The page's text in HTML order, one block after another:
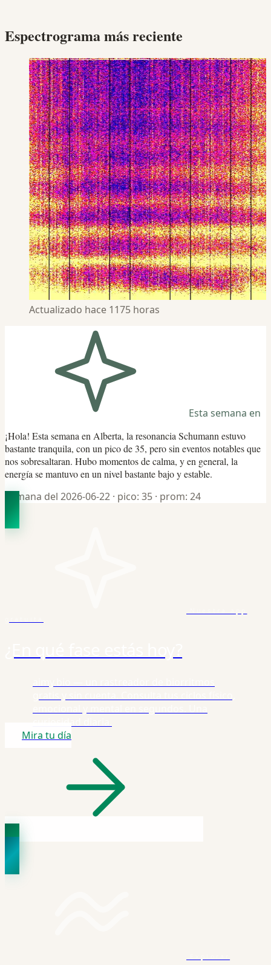
Espectrograma más reciente
Actualizado hace 1175 horas
Esta semana en
¡Hola! Esta semana en Alberta, la resonancia Schumann estuvo
bastante tranquila, con un pico de 35, pero sin eventos notables que
nos sobresaltaran. Hubo momentos de calma, y en general, la
energía se mantuvo en un nivel bastante bajo y estable.
Semana del 2026-06-22 · pico: 35 · prom: 24
Mira tu día